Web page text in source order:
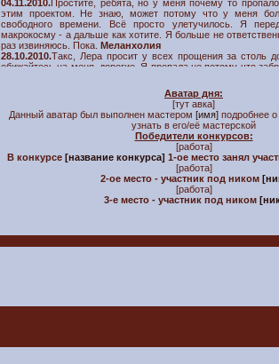
04.11.2010.Простите, ребята, но у меня почему то
этим проектом. Не знаю, может потому что у меня
свободного времени. Всё просто улетучилось. Я
макрокосму - а дальше как хотите. Я больше не
раз извиняюсь. Пока. Меланхолия
28.10.2010.Такс, Лера просит у всех прощения за столь
обижайтесь на меня, дорогие. Я пропала не потому что
обучение. Да, и ещё, вухууу я теперь с вами ^^ x*
возобновить обучение, пишите учителям в ЛС.
29.09.2010.
Урааа! У нас появился дизайн. Теперь у
огромное спасибо нашему мастеру-администратору
Так же дизайн можно обсудить вэтой теме.
Сегодня был создан и открыт наш форум.
стараемся сделать всё, чтобы вам у нас понравилось.
Аватар дня:
[тут авка]
Данный аватар был выполнен мастером [имя] подробнее
узнать в его/её мастерской
Победители конкурсов:
[работа]
В конкурсе [название конкурса] 1-ое место занял
[работа]
2-ое место - участник под ником
[работа]
3-е место - участник под ником